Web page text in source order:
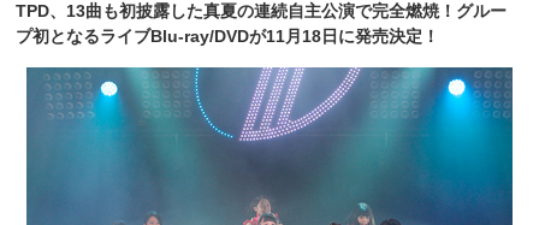
TPD、13曲も初披露した真夏の連続自主公演で完全燃焼！グルー
プ初となるライブBlu-ray/DVDが11月18日に発売決定！